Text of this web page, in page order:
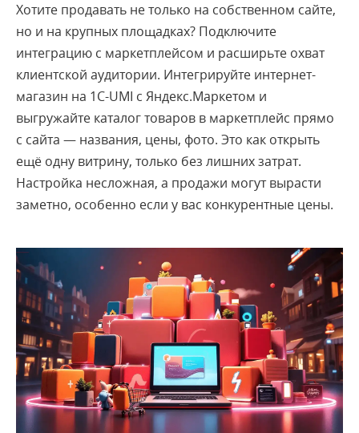
Хотите продавать не только на собственном сайте,
но и на крупных площадках? Подключите
интеграцию с маркетплейсом и расширьте охват
клиентской аудитории. Интегрируйте интернет-
магазин на 1С-UMI с Яндекс.Маркетом и
выгружайте каталог товаров в маркетплейс прямо
с сайта — названия, цены, фото. Это как открыть
ещё одну витрину, только без лишних затрат.
Настройка несложная, а продажи могут вырасти
заметно, особенно если у вас конкурентные цены.